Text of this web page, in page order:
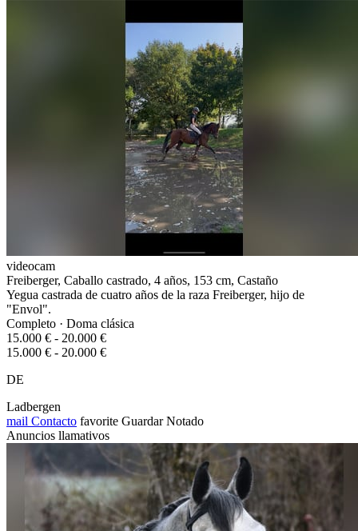
videocam
Freiberger, Caballo castrado, 4 años, 153 cm, Castaño
Yegua castrada de cuatro años de la raza Freiberger, hijo de
"Envol".
Completo · Doma clásica
15.000 € - 20.000 €
15.000 € - 20.000 €
DE
Ladbergen
mail Contacto favorite Guardar Notado
Anuncios llamativos